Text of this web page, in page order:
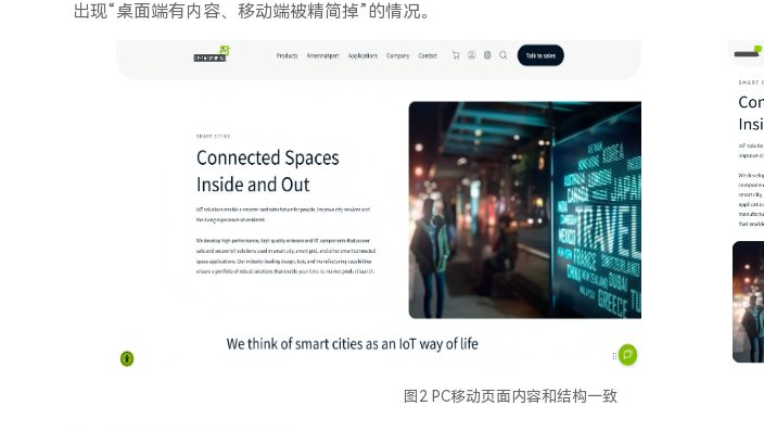
出现“桌面端有内容、移动端被精简掉”的情况。
图2 PC移动页面内容和结构一致